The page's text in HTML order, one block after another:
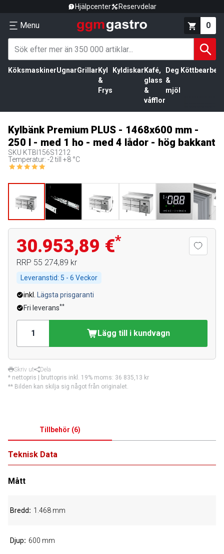
Hjälpcenter Reservdelar
Menu 0
KöksmaskinerUgnarGrillar Kyl
&
Frys
Kyldiskar Kafé,
glass
&
våfflor
Deg
&
mjöl
Kylbänk Premium PLUS - 1468x600 mm -
250 l - med 1 ho - med 4 lådor - hög bakkant
SKU KTBI156S1212
Temperatur: -2 till +8 °C
30.953,89 €*
RRP 55 274,89 kr
Leveranstid: 5 - 6 Veckor
inkl.
Lägsta prisgaranti
Fri leverans**
Lägg till i kundvagn
Skriv ut
Dela
* nettopris | bruttopris inkl. 19% moms: 36 835,13 kr
** Bilden kan skilja sig något från originalet.
Tillbehör (6)
Teknisk Data
Mått
Bredd 1.468 mm
Djup 600 mm